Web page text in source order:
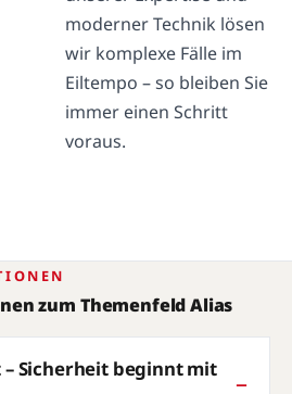
moderner Technik lösen
wir komplexe Fälle im
Eiltempo – so bleiben Sie
immer einen Schritt
voraus.
zum Themenfeld Alias
– Sicherheit beginnt mit